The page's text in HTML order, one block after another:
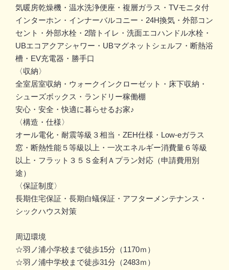
気暖房乾燥機・温水洗浄便座・複層ガラス・TVモニタ付
インターホン・インナーバルコニー・24H換気・外部コン
セント・外部水栓・2階トイレ・洗面エコハンドル水栓・
UBエコアクアシャワー・UBマグネットシェルフ・断熱浴
槽・EV充電器・勝手口
〈収納〉
全室居室収納・ウォークインクローゼット・床下収納・
シューズボックス・ランドリー稼働棚
安心・安全・快適に暮らせるお家♪
〈構造・仕様〉
オール電化・耐震等級３相当・ZEH仕様・Low-eガラス
窓・断熱性能５等級以上・一次エネルギー消費量６等級
以上・フラット３５Ｓ金利Ａプラン対応（申請費用別
途）
〈保証制度〉
長期住宅保証・長期白蟻保証・アフターメンテナンス・
シックハウス対策
周辺環境
☆羽ノ浦小学校まで徒歩15分（1170ｍ）
☆羽ノ浦中学校まで徒歩31分（2483ｍ）